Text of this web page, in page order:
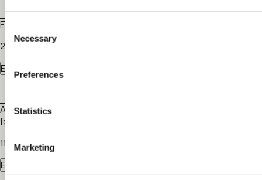
Consent
Selection
Necessary
Preferences
Statistics
Marketing
20 februari 2024
Entreprenad och Infrastruktur
Entreprenadåret 2023 i domstolarna
11 december 2023
Entreprenad och Infrastruktur
ÄTA-arbete eller hinder? – felaktig rubricering kan bli kostsamt
för entreprenören